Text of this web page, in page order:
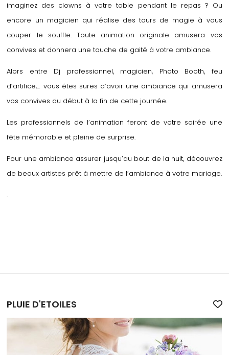
imaginez des clowns à votre table pendant le repas ? Ou
encore un magicien qui réalise des tours de magie à vous
couper le souffle. Toute animation originale amusera vos
convives et donnera une touche de gaité à votre ambiance.
Alors entre Dj professionnel, magicien, Photo Booth, feu
d’artifice,… vous êtes sures d’avoir une ambiance qui amusera
vos convives du début à la fin de cette journée.
Les professionnels de l’animation feront de votre soirée une
fête mémorable et pleine de surprise.
Pour une ambiance assurer jusqu’au bout de la nuit, découvrez
de beaux artistes prêt à mettre de l’ambiance à votre mariage.
.
PLUIE D'ETOILES